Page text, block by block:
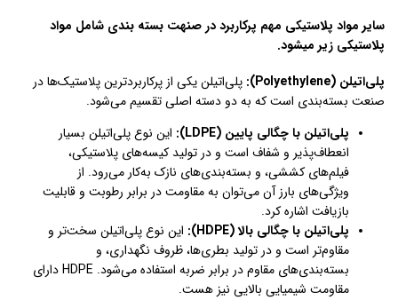
سایر مواد پلاستیکی مهم پرکاربرد در صنهت بسته بندی شامل مواد
پلاستیکی زیر میشود.
پلی‌اتیلن (Polyethylene):
پلی‌اتیلن یکی از پرکاربردترین پلاستیک‌ها در
صنعت بسته‌بندی است که به دو دسته اصلی تقسیم می‌شود.
پلی‌اتیلن با چگالی پایین (LDPE):
این نوع پلی‌اتیلن بسیار
انعطاف‌پذیر و شفاف است و در تولید کیسه‌های پلاستیکی،
فیلم‌های کششی، و بسته‌بندی‌های نازک به‌کار می‌رود. از
ویژگی‌های بارز آن می‌توان به مقاومت در برابر رطوبت و قابلیت
بازیافت اشاره کرد.
پلی‌اتیلن با چگالی بالا (HDPE):
این نوع پلی‌اتیلن سخت‌تر و
مقاوم‌تر است و در تولید بطری‌ها، ظروف نگهداری، و
بسته‌بندی‌های مقاوم در برابر ضربه استفاده می‌شود. HDPE دارای
مقاومت شیمیایی بالایی نیز هست.